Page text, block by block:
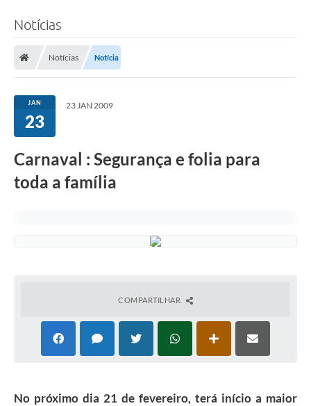
Notícias
Notícias Notícia
JAN
23
23 JAN 2009
Carnaval : Segurança e folia para
toda a família
COMPARTILHAR
No próximo dia 21 de fevereiro, terá início a maior